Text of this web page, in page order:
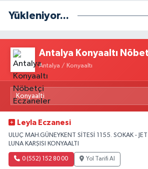
Yükleniyor...
Antalya Konyaaltı
Antalya / Konyaaltı
Leyla Eczanesi
ULUÇ MAH.GÜNEYKENT SİTESİ 1155. SOKAK -
LUNA KARŞISI KONYAALTI
0 (552) 152 80 00 Yol Tarifi Al